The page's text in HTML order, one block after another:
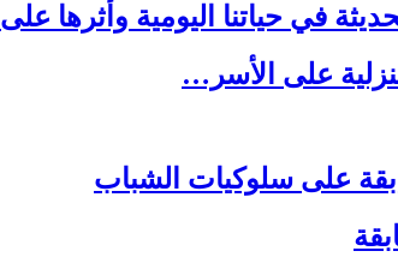
في حياتنا اليومية وأثرها
على الأسر…